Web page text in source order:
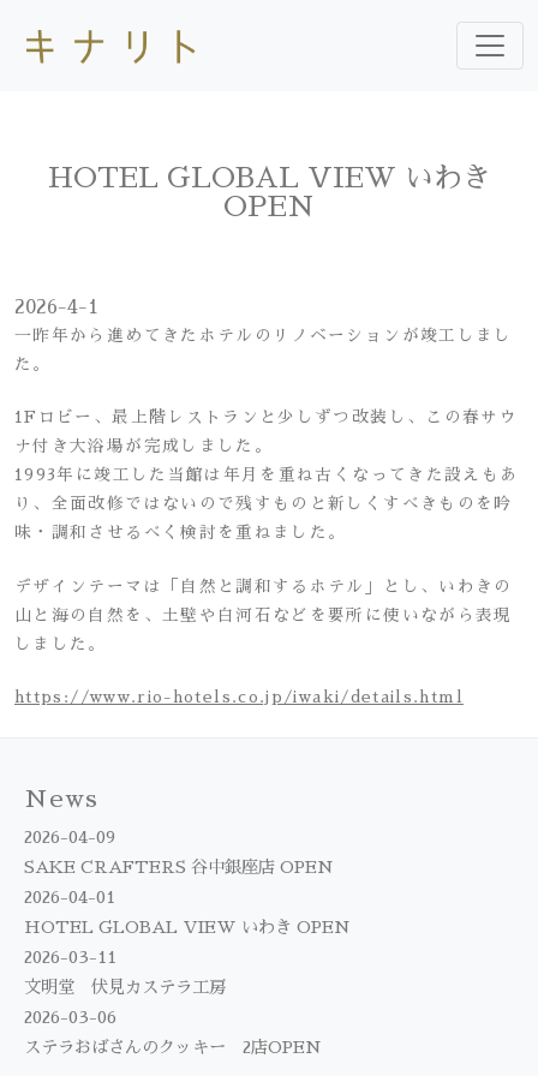
HOTEL GLOBAL VIEW いわき
OPEN
2026-4-1
一昨年から進めてきたホテルのリノベーションが竣工しまし
た。
1Fロビー、最上階レストランと少しずつ改装し、この春サウ
ナ付き大浴場が完成しました。
1993年に竣工した当館は年月を重ね古くなってきた設えもあ
り、全面改修ではないので残すものと新しくすべきものを吟
味・調和させるべく検討を重ねました。
デザインテーマは「自然と調和するホテル」とし、いわきの
山と海の自然を、土壁や白河石などを要所に使いながら表現
しました。
https://www.rio-hotels.co.jp/iwaki/details.html
News
2026-04-09
SAKE CRAFTERS 谷中銀座店 OPEN
2026-04-01
HOTEL GLOBAL VIEW いわき OPEN
2026-03-11
文明堂 伏見カステラ工房
2026-03-06
ステラおばさんのクッキー 2店OPEN